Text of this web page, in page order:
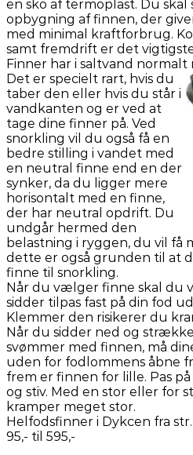
en sko af termoplast. Du skal
opbygning af finnen, der
med minimal kraftforbrug.
samt fremdrift er det
Finner har i saltvand
Det er specielt rart, hvis du
taber den eller hvis du står i
vandkanten og er ved at
tage dine finner på. Ved
snorkling vil du også få en
bedre stilling i vandet med
en neutral finne end en der
synker, da du ligger mere
horisontalt med en finne,
der har neutral opdrift. Du
undgår hermed den
belastning i ryggen, du vil få
dette er også grunden til at
finne til snorkling.
Når du vælger finne skal du
sidder tilpas fast på din fod
Klemmer den risikerer du
Når du sidder ned og
svømmer med finnen, må
uden for fodlommens åbne
frem er finnen for lille. Pas
og stiv. Med en stor eller for
kramper meget stor.
Helfodsfinner i Dykcen fra
95,- til 595,-